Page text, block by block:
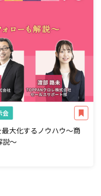
会
最大化するノウハウ～商
説～